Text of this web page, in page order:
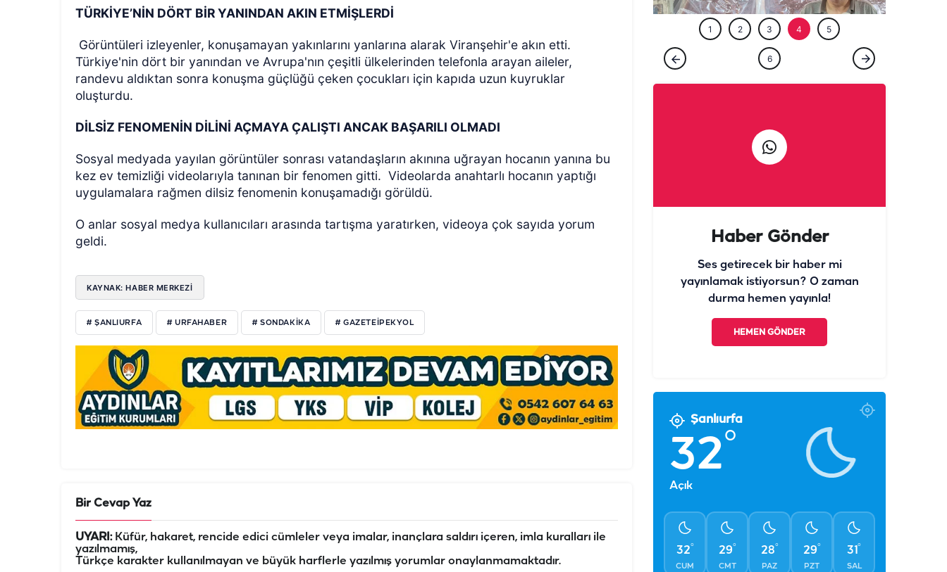
TÜRKİYE’NİN DÖRT BİR YANINDAN AKIN ETMİŞLERDİ
Görüntüleri izleyenler, konuşamayan yakınlarını yanlarına alarak Viranşehir'e akın etti.
Türkiye'nin dört bir yanından ve Avrupa'nın çeşitli ülkelerinden telefonla arayan aileler,
randevu aldıktan sonra konuşma güçlüğü çeken çocukları için kapıda uzun kuyruklar
oluşturdu.
DİLSİZ FENOMENİN DİLİNİ AÇMAYA ÇALIŞTI ANCAK BAŞARILI OLMADI
Sosyal medyada yayılan görüntüler sonrası vatandaşların akınına uğrayan hocanın yanına bu
kez ev temizliği videolarıyla tanınan bir fenomen gitti.Videolarda anahtarlı hocanın yaptığı
uygulamalara rağmen dilsiz fenomenin konuşamadığı görüldü.
O anlar sosyal medya kullanıcıları arasında tartışma yaratırken, videoya çok sayıda yorum
geldi.
KAYNAK: HABER MERKEZI
# ŞANLIURFA # URFAHABER # SONDAKIKA # GAZETEIPEKYOL
Bir Cevap Yaz
UYARI:Küfür, hakaret, rencide edici cümleler veya imalar, inançlara saldırı içeren, imla kuralları ile
yazılmamış,
Türkçe karakter kullanılmayan ve büyük harflerle yazılmış yorumlar onaylanmamaktadır.
ÖZEL HABER ÖZEL HABER ÖZEL HABER
Gurbetçi talebi Urfa esnafına sezonu
1 2 3 4 5
6
Haber Gönder
Ses getirecek bir haber mi
yayınlamak istiyorsun? O zaman
durma hemen yayınla!
HEMEN GÖNDER
Şanlıurfa
32°
Açık
32°
CUM
29°
CMT
28°
PAZ
29°
PZT
31°
SAL